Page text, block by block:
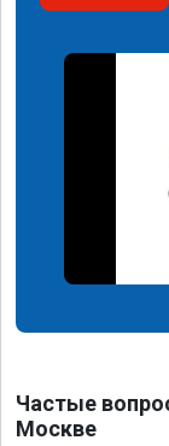
Частые
Москве